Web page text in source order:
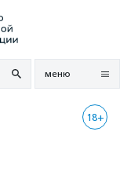
меню
18+